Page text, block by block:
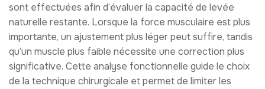
sont effectuées afin d’évaluer la capacité de levée
naturelle restante. Lorsque la force musculaire est plus
importante, un ajustement plus léger peut suffire, tandis
qu’un muscle plus faible nécessite une correction plus
significative. Cette analyse fonctionnelle guide le choix
de la technique chirurgicale et permet de limiter les